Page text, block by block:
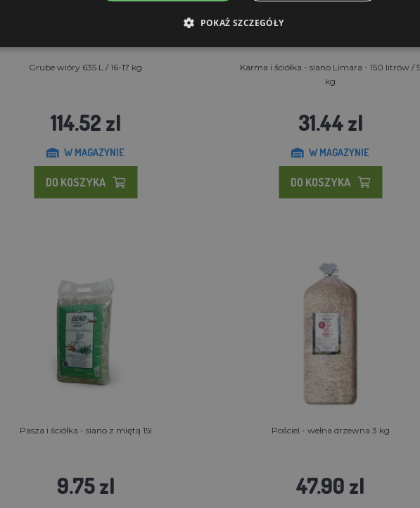
Grube wióry 635 L / 16-17 kg
114.52 zl
W MAGAZYNIE
DO KOSZYKA
Karma i ściółka - siano Limara - 150 litrów / 5
kg
31.44 zl
W MAGAZYNIE
DO KOSZYKA
Pasza i ściółka - siano z miętą 15l
9.75 zl
Pościel - wełna drzewna 3 kg
47.90 zl
POKAŻ SZCZEGÓŁY